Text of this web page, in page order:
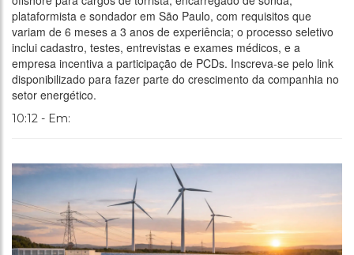
plataformista e sondador em São Paulo, com requisitos que
variam de 6 meses a 3 anos de experiência; o processo seletivo
inclui cadastro, testes, entrevistas e exames médicos, e a
empresa incentiva a participação de PCDs. Inscreva-se pelo link
disponibilizado para fazer parte do crescimento da companhia no
setor energético.
10:12 - Em: